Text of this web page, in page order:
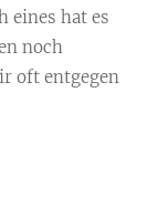
eines hat es
noch
oft entgegen